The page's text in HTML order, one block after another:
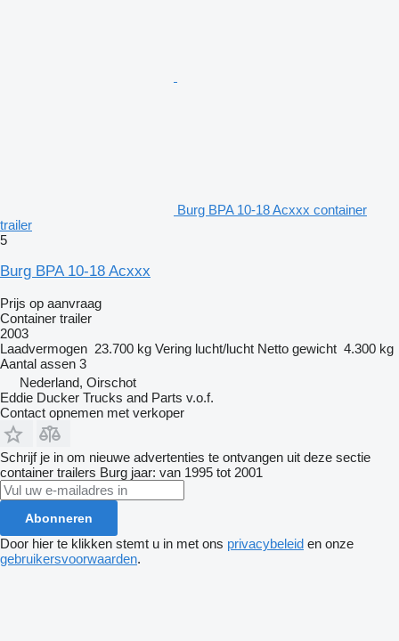
Burg BPA 10-18 Acxxx container
trailer
5
Burg BPA 10-18 Acxxx
Prijs op aanvraag
Container trailer
2003
Laadvermogen 23.700 kg Vering lucht/lucht Netto gewicht 4.300 kg
Aantal assen 3
Nederland, Oirschot
Eddie Ducker Trucks and Parts v.o.f.
Contact opnemen met verkoper
Schrijf je in om nieuwe advertenties te ontvangen uit deze sectie
container trailers Burg jaar: van 1995 tot 2001
Abonneren
Door hier te klikken stemt u in met ons privacybeleid en onze
gebruikersvoorwaarden.